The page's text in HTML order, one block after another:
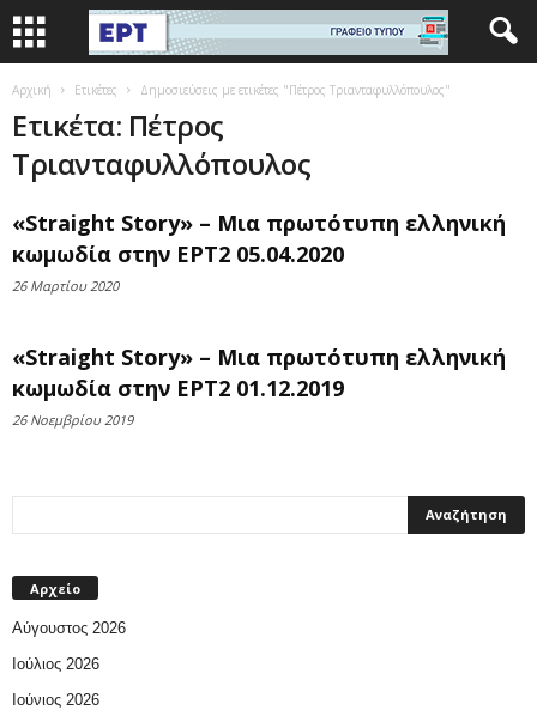
Αρχική Ετικέτες Δημοσιεύσεις με ετικέτες "Πέτρος Τριανταφυλλόπουλος"
Ετικέτα: Πέτρος
Τριανταφυλλόπουλος
«Straight Story» – Μια πρωτότυπη ελληνική
κωμωδία στην ΕΡΤ2 05.04.2020
26 Μαρτίου 2020
«Straight Story» – Μια πρωτότυπη ελληνική
κωμωδία στην ΕΡΤ2 01.12.2019
26 Νοεμβρίου 2019
Αρχείο
Αύγουστος 2026
Ιούλιος 2026
Ιούνιος 2026